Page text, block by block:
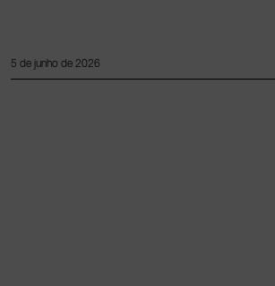
5 de junho de 2026